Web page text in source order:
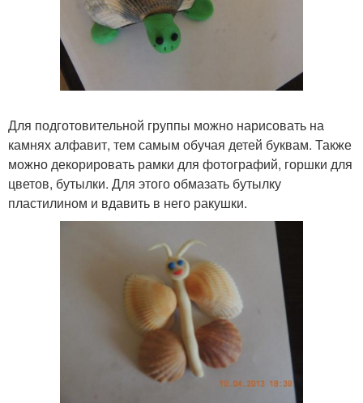
Для подготовительной группы можно нарисовать на
камнях алфавит, тем самым обучая детей буквам. Также
можно декорировать рамки для фотографий, горшки для
цветов, бутылки. Для этого обмазать бутылку
пластилином и вдавить в него ракушки.